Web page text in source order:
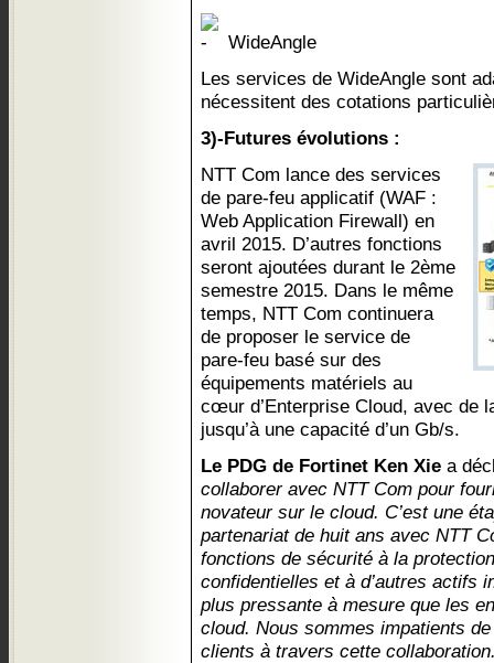
WideAngle
Les services de WideAngle sont
nécessitent des cotations
3)-Futures évolutions :
NTT Com lance des services
de pare-feu applicatif (WAF :
Web Application Firewall) en
avril 2015. D’autres fonctions
seront ajoutées durant le 2ème
semestre 2015. Dans le même
temps, NTT Com continuera
de proposer le service de
pare-feu basé sur des
équipements matériels au
cœur d’Enterprise Cloud, avec de
jusqu’à une capacité d’un Gb/s.
Le PDG de Fortinet Ken Xie a
collaborer avec NTT Com pour
novateur sur le cloud. C’est une
partenariat de huit ans avec NTT
fonctions de sécurité à la
confidentielles et à d’autres actifs
plus pressante à mesure que les
cloud. Nous sommes impatients
clients à travers cette